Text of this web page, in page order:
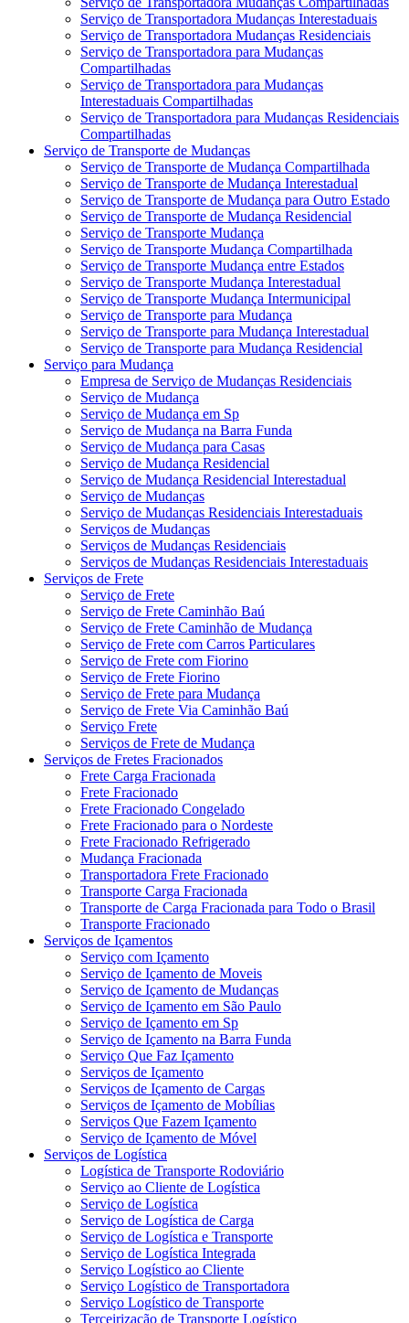
Serviço de Transportadora Mudanças Interestaduais
Serviço de Transportadora Mudanças Residenciais
Serviço de Transportadora para Mudanças
Compartilhadas
Serviço de Transportadora para Mudanças
Interestaduais Compartilhadas
Serviço de Transportadora para Mudanças Residenciais
Compartilhadas
Serviço de Transporte de Mudanças
Serviço de Transporte de Mudança Compartilhada
Serviço de Transporte de Mudança Interestadual
Serviço de Transporte de Mudança para Outro Estado
Serviço de Transporte de Mudança Residencial
Serviço de Transporte Mudança
Serviço de Transporte Mudança Compartilhada
Serviço de Transporte Mudança entre Estados
Serviço de Transporte Mudança Interestadual
Serviço de Transporte Mudança Intermunicipal
Serviço de Transporte para Mudança
Serviço de Transporte para Mudança Interestadual
Serviço de Transporte para Mudança Residencial
Serviço para Mudança
Empresa de Serviço de Mudanças Residenciais
Serviço de Mudança
Serviço de Mudança em Sp
Serviço de Mudança na Barra Funda
Serviço de Mudança para Casas
Serviço de Mudança Residencial
Serviço de Mudança Residencial Interestadual
Serviço de Mudanças
Serviço de Mudanças Residenciais Interestaduais
Serviços de Mudanças
Serviços de Mudanças Residenciais
Serviços de Mudanças Residenciais Interestaduais
Serviços de Frete
Serviço de Frete
Serviço de Frete Caminhão Baú
Serviço de Frete Caminhão de Mudança
Serviço de Frete com Carros Particulares
Serviço de Frete com Fiorino
Serviço de Frete Fiorino
Serviço de Frete para Mudança
Serviço de Frete Via Caminhão Baú
Serviço Frete
Serviços de Frete de Mudança
Serviços de Fretes Fracionados
Frete Carga Fracionada
Frete Fracionado
Frete Fracionado Congelado
Frete Fracionado para o Nordeste
Frete Fracionado Refrigerado
Mudança Fracionada
Transportadora Frete Fracionado
Transporte Carga Fracionada
Transporte de Carga Fracionada para Todo o Brasil
Transporte Fracionado
Serviços de Içamentos
Serviço com Içamento
Serviço de Içamento de Moveis
Serviço de Içamento de Mudanças
Serviço de Içamento em São Paulo
Serviço de Içamento em Sp
Serviço de Içamento na Barra Funda
Serviço Que Faz Içamento
Serviços de Içamento
Serviços de Içamento de Cargas
Serviços de Içamento de Mobílias
Serviços Que Fazem Içamento
Serviço de Içamento de Móvel
Serviços de Logística
Logística de Transporte Rodoviário
Serviço ao Cliente de Logística
Serviço de Logística
Serviço de Logística de Carga
Serviço de Logística e Transporte
Serviço de Logística Integrada
Serviço Logístico ao Cliente
Serviço Logístico de Transportadora
Serviço Logístico de Transporte
Terceirização de Transporte Logístico